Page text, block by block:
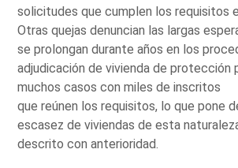
solicitudes que cumplen los requisitos
Otras quejas denuncian las largas
se prolongan durante años en los
adjudicación de vivienda de protección
muchos casos con miles de inscritos
que reúnen los requisitos, lo que pone
escasez de viviendas de esta
descrito con anterioridad.